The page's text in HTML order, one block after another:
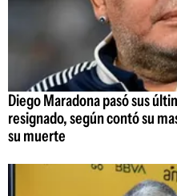
Diego Maradona pasó sus
resignado, según contó su
su muerte